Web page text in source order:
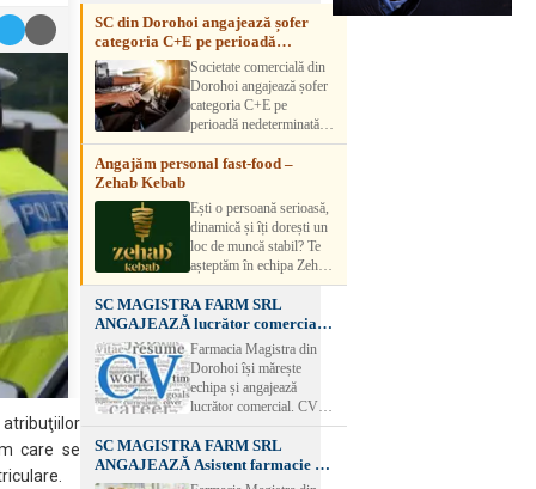
atribuţiilor
care se
SC din Dorohoi angajează șofer
categoria C+E pe perioadă
nedeterminatăSocietate comercială din
Dorohoi angajează șofer
categoria C+E pe
perioadă nedeterminată.
Candidatul trebuie să
aibă experiență și atestat
detalii, vă rog să sunați la
numărul de telefon.
Angajăm personal fast-food –
Zehab Kebab
Ești o persoană serioasă,
dinamică și îți dorești un
loc de muncă stabil? Te
așteptăm în echipa Zehab
Kebab! Posturi
disponibile: -
SHAORMAR AJUTOR
BUCATAR 2/posturi -
LUCRATOR
COMERCIAL
VANZATOR /2 posturi
muncă Program flexibil
Salariu motivant, în
funcție de experienț
SC MAGISTRA FARM SRL
ANGAJEAZĂ lucrător comercial –
DOROHOI
Farmacia Magistra din
Dorohoi își mărește
echipa și angajează
lucrător comercial. CV-
urile se pot depune: * la
sediul Farmaciei
Magistra – Bulevardul
Victoriei nr. 23, Dorohoi
SC MAGISTRA FARM SRL
ANGAJEAZĂ Asistent farmacie –
DOROHOI